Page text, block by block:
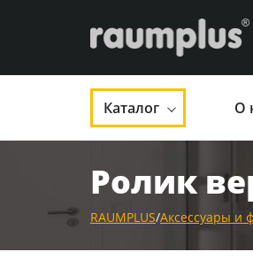
Каталог О
Ролик
RAUMPLUS/Аксессуары и